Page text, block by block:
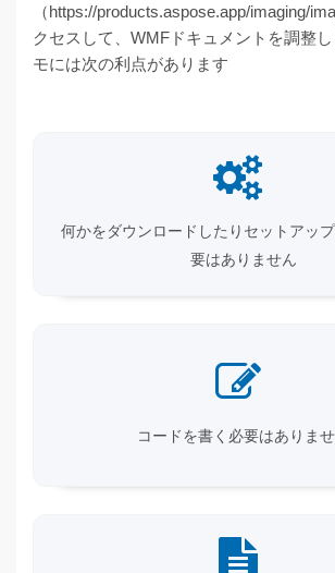
（https://products.aspose.app/imaging/
クセスして、WMFドキュメントを調整
モには次の利点があります
何かをダウンロードしたりセットアッ
要はありません
コードを書く必要はありま